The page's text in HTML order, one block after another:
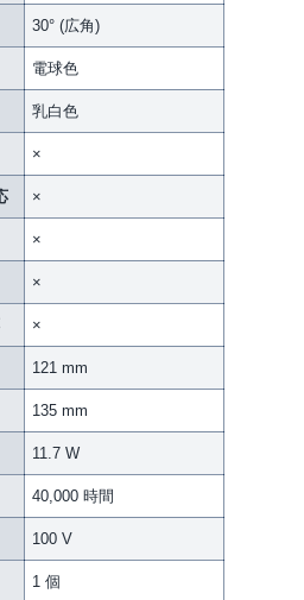
30° (広角)
電球色
乳白色
×
×
×
×
×
121 mm
135 mm
11.7 W
40,000 時間
100 V
1 個